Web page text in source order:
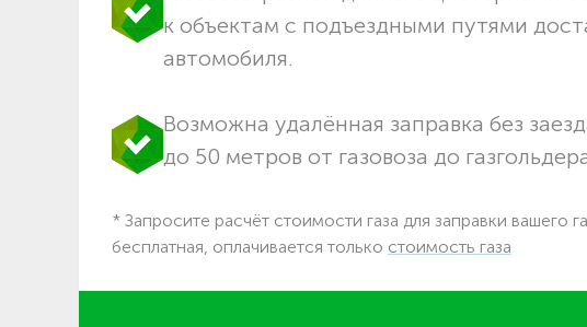
к объектам c подъездными путями
автомобиля.
Возможна удалённая заправка без
до 50 метров от газовоза до
* Запросите расчёт стоимости газа для заправки вашего
бесплатная, оплачивается только стоимость газа